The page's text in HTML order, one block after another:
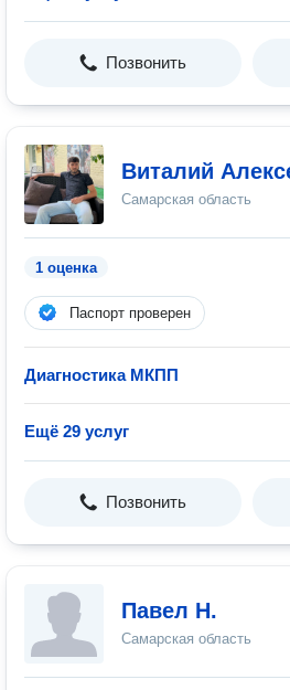
Позвонить
Виталий
Самарская область
1 оценка
Паспорт проверен
Диагностика МКПП
Ещё 29 услуг
Позвонить
Павел Н.
Самарская область